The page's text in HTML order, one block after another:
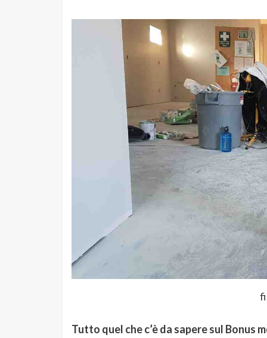
Tutto quel che c’è da sapere sul Bonus